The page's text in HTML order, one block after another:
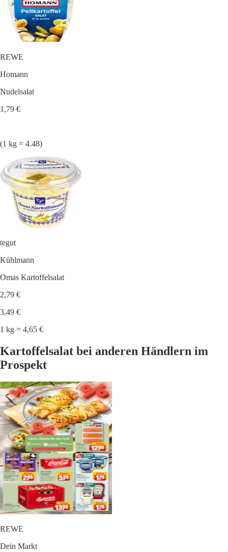
REWE
Homann
Nudelsalat
1,79 €
(1 kg = 4.48)
tegut
Kühlmann
Omas Kartoffelsalat
2,79 €
3,49 €
1 kg = 4,65 €
Kartoffelsalat bei anderen Händlern im
Prospekt
REWE
Dein Markt